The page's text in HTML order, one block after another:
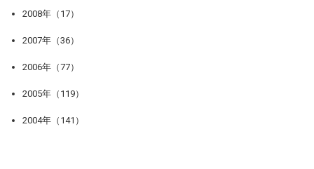
2008年（17）
2007年（36）
2006年（77）
2005年（119）
2004年（141）